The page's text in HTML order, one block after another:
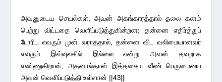
அவனுடைய செயல்கள், அவன் அகங்காரத்தால் தலை கனம்
பெற்று விட்டதை வெளிப்படுத்துகின்றன; தன்னை எதிர்த்துப்
போரிட எவரும் முன் வராததால், தன்னை விட வலிமையானவர்
எவரும் இவ்வுலகில் இல்லை என்று அவன் தவறாக
எண்ணுகிறான்; அதனால்தான் இத்தகைய வீண் பெருமையை
அவன் வெளிப்படுத்தி உள்ளான் ||43||